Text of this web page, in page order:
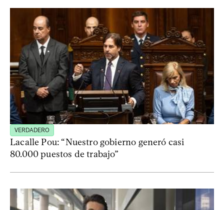
VERDADERO
Lacalle Pou: “Nuestro gobierno generó casi
80.000 puestos de trabajo”